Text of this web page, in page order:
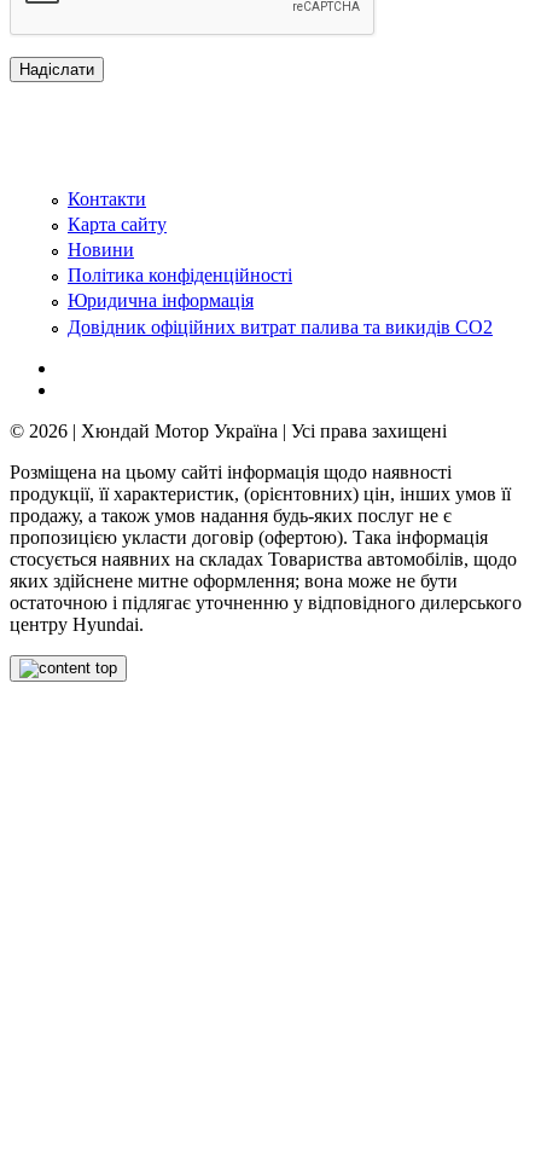
Контакти
Карта сайту
Новини
Політика конфіденційності
Юридична інформація
Довідник офіційних витрат палива та викидів СО2
© 2026 | Хюндай Мотор Україна | Усі права захищені
Розміщена на цьому сайті інформація щодо наявності
продукції, її характеристик, (орієнтовних) цін, інших умов її
продажу, а також умов надання будь-яких послуг не є
пропозицією укласти договір (офертою). Така інформація
стосується наявних на складах Товариства автомобілів, щодо
яких здійснене митне оформлення; вона може не бути
остаточною і підлягає уточненню у відповідного дилерського
центру Hyundai.